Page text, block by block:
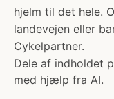
hjelm til det hele.
landevejen eller
Cykelpartner.
Dele af indholdet
med hjælp fra AI.